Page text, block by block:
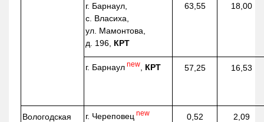
г. Барнаул,
с. Власиха,
ул. Мамонтова,
д. 196, КРТ
63,55 18,00
г. Барнаул new, КРТ 57,25 16,53
Вологодская
г. Череповец new 0,52 2,09